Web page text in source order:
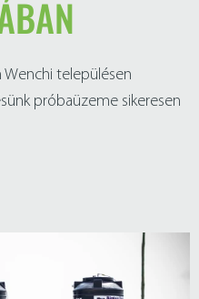
Wenchi településen
próbaüzeme sikeresen